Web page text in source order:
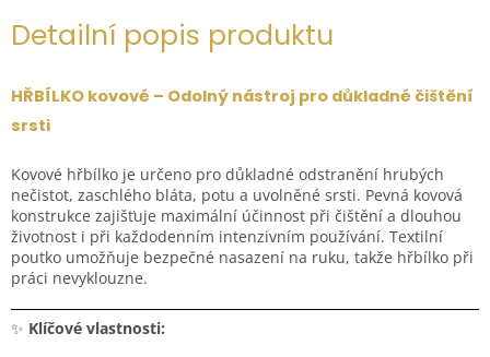
Detailní popis produktu
HŘBÍLKO kovové – Odolný nástroj pro důkladné čištění
srsti
Kovové hřbílko je určeno pro důkladné odstranění hrubých
nečistot, zaschlého bláta, potu a uvolněné srsti. Pevná kovová
konstrukce zajišťuje maximální účinnost při čištění a dlouhou
životnost i při každodenním intenzivním používání. Textilní
poutko umožňuje bezpečné nasazení na ruku, takže hřbílko při
práci nevyklouzne.
✨ Klíčové vlastnosti: